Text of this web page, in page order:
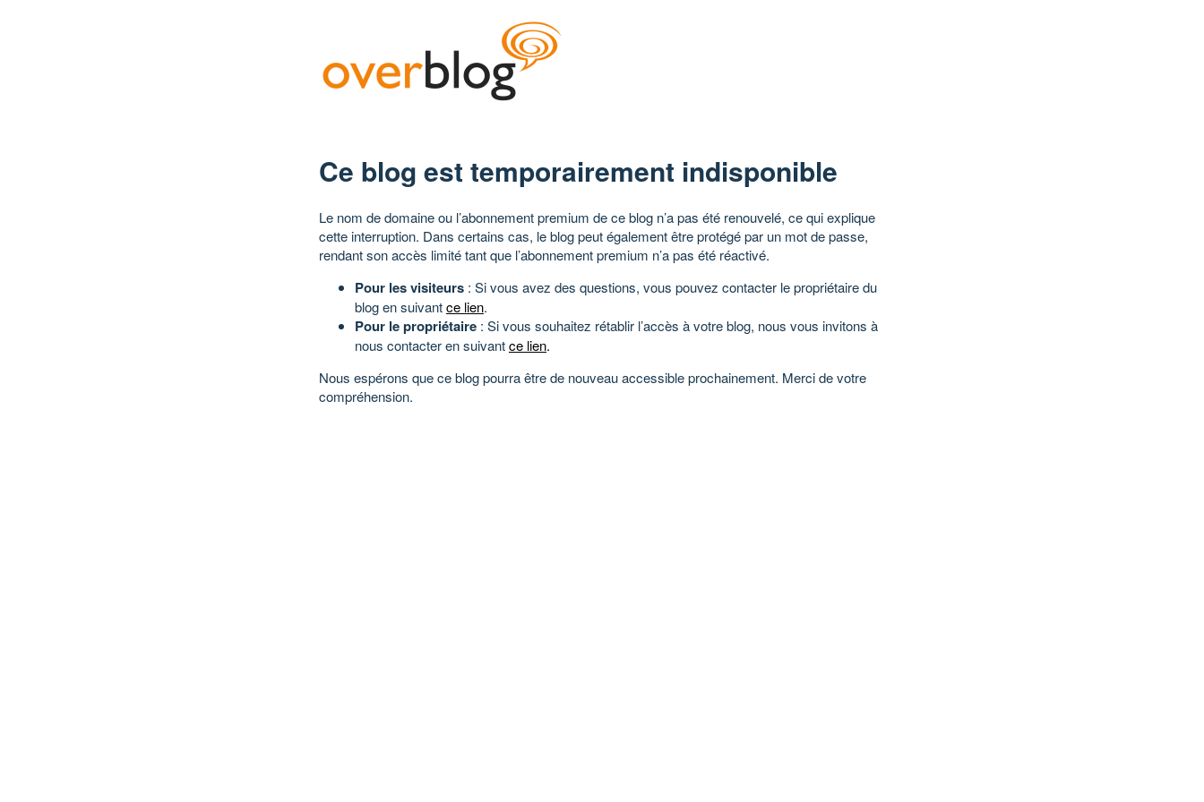
Ce blog est temporairement indisponible
Le nom de domaine ou l’abonnement premium de ce blog n’a pas été renouvelé, ce qui explique
cette interruption. Dans certains cas, le blog peut également être protégé par un mot de passe,
rendant son accès limité tant que l’abonnement premium n’a pas été réactivé.
Pour les visiteurs : Si vous avez des questions, vous pouvez contacter le propriétaire du
blog en suivantce lien.
Pour le propriétaire : Si vous souhaitez rétablir l’accès à votre blog, nous vous invitons à
nous contacter en suivantce lien.
Nous espérons que ce blog pourra être de nouveau accessible prochainement. Merci de votre
compréhension.